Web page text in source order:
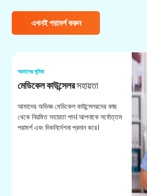
এখনই পরামর্শ করুন
আমাদের সুবিধা
মেডিকেল কাউন্সেলরসহায়তা
আমাদের অভিজ্ঞ মেডিকেল কাউন্সেলরদের কাছ
থেকে নিয়মিত সহায়তা পান। আপনাকে সর্বোত্তম
পরামর্শ এবং দিকনির্দেশনা প্রদান করে।